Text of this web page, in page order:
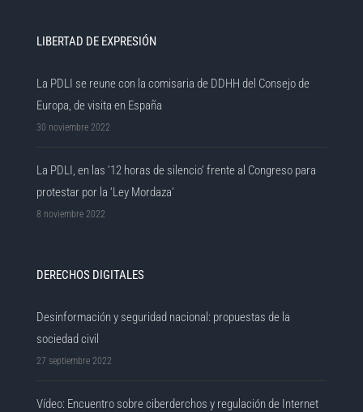
LIBERTAD DE EXPRESIÓN
La PDLI se reune con la comisaria de DDHH del Consejo de
Europa, de visita en España
30 noviembre 2022
La PDLI, en las ’12 horas de silencio’ frente al Congreso para
protestar por la ‘Ley Mordaza’
8 noviembre 2022
DERECHOS DIGITALES
Desinformación y seguridad nacional: propuestas de la
sociedad civil
27 septiembre 2022
Vídeo: Encuentro sobre ciberderchos y regulación de Internet